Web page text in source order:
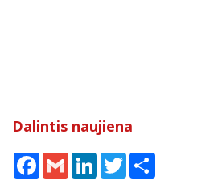
Dalintis naujiena
Facebook
Gmail LinkedInTwitter